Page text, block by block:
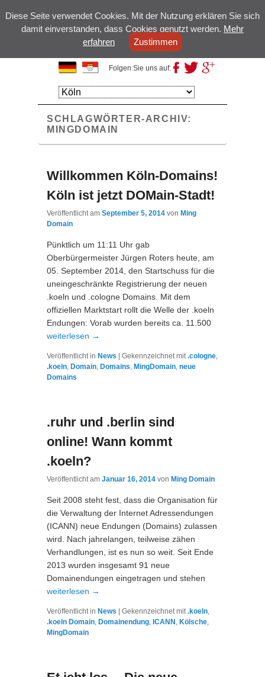
Kölsche Domains
Folgen Sie uns auf:
Hauptmenü
Weiter zum
Hauptinhalt
Weiter zum
Sekundärinhalt
SCHLAGWÖRTER-ARCHIV:
MINGDOMAIN
Willkommen Köln-Domains!
Köln ist jetzt DOMain-Stadt!
Veröffentlicht am September 5, 2014 von Ming
Domain
Pünktlich um 11:11 Uhr gab
Oberbürgermeister Jürgen Roters heute, am
05. September 2014, den Startschuss für die
uneingeschränkte Registrierung der neuen
.koeln und .cologne Domains. Mit dem
offiziellen Marktstart rollt die Welle der .koeln
Endungen: Vorab wurden bereits ca. 11.500
weiterlesen →
Veröffentlicht in News Gekennzeichnet mit .cologne,
.koeln, Domain, Domains, MingDomain, neue
Domains
.ruhr und .berlin sind
online! Wann kommt
.koeln?
Veröffentlicht am Januar 16, 2014 von Ming Domain
Seit 2008 steht fest, dass die Organisation für
die Verwaltung der Internet Adressendungen
(ICANN) neue Endungen (Domains) zulassen
wird. Nach jahrelangen, teilweise zähen
Verhandlungen, ist es nun so weit. Seit Ende
2013 wurden insgesamt 91 neue
Domainendungen eingetragen und stehen
weiterlesen →
Veröffentlicht in News Gekennzeichnet mit .koeln,
.koeln Domain, Domainendung, ICANN , Kölsche,
MingDomain
Diese Seite verwendet Cookies. Mit der Nutzung erklären Sie sich
damit einverstanden, dass Cookies genutzt werden. Mehr
erfahren
Zustimmen